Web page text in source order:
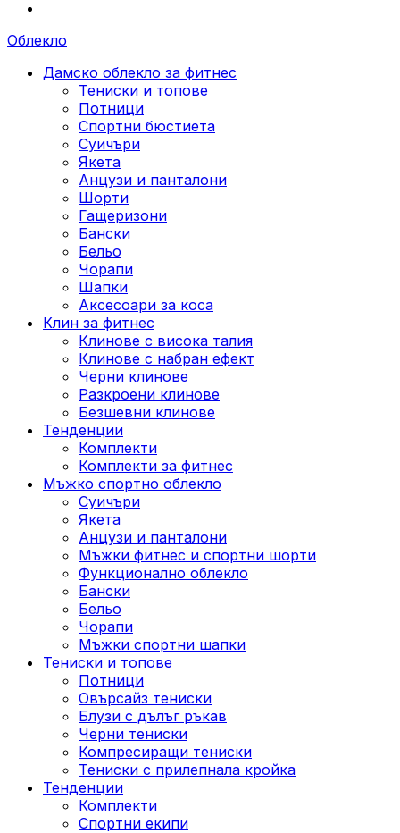
Облекло
Дамско облекло за фитнес
Тениски и топове
Потници
Спортни бюстиета
Суичъри
Якета
Aнцузи и панталони
Шорти
Гащеризони
Бански
Бельо
Чорапи
Шапки
Аксесоари за коса
Клин за фитнес
Клинове с висока талия
Клинове с набран ефект
Черни клинове
Разкроени клинове
Безшевни клинове
Тенденции
Комплекти
Комплекти за фитнес
Мъжко спортно облекло
Суичъри
Якета
Aнцузи и панталони
Mъжки фитнес и спортни шорти
Функционално облекло
Бански
Бельо
Чорапи
Mъжки спортни шапки
Тениски и топове
Потници
Овърсайз тениски
Блузи с дълъг ръкав
Черни тениски
Компресиращи тениски
Тениски с прилепнала кройка
Тенденции
Комплекти
Спортни екипи